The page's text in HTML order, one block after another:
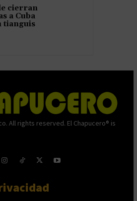
cierran
a Cuba
tianguis
All rights reserved. El Chapucero® is